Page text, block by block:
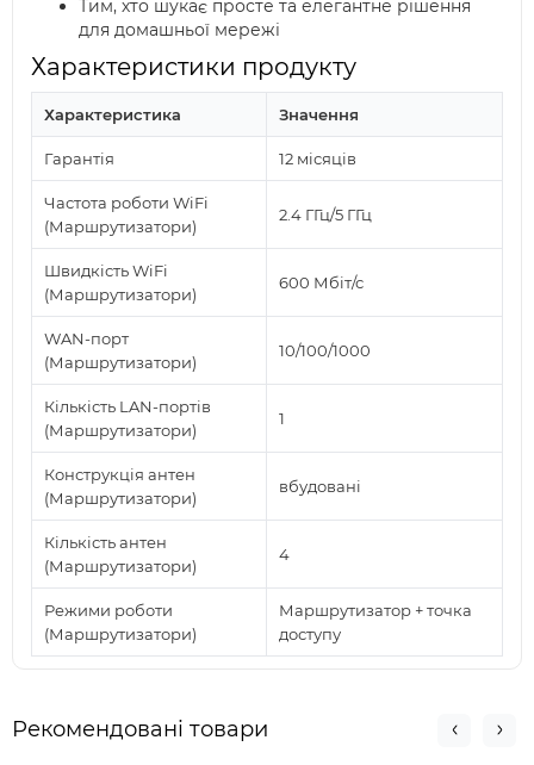
Тим, хто шукає просте та елегантне рішення
для домашньої мережі
Характеристики продукту
Характеристика Значення
Гарантія 12 місяців
Частота роботи WiFi
(Маршрутизатори)
2.4 ГГц/5 ГГц
Швидкість WiFi
(Маршрутизатори)
600 Мбіт/с
WAN-порт
(Маршрутизатори)
10/100/1000
Кількість LAN-портів
(Маршрутизатори)
1
Конструкція антен
(Маршрутизатори)
вбудовані
Кількість антен
(Маршрутизатори)
4
Режими роботи
(Маршрутизатори)
Маршрутизатор + точка
доступу
Рекомендовані товари